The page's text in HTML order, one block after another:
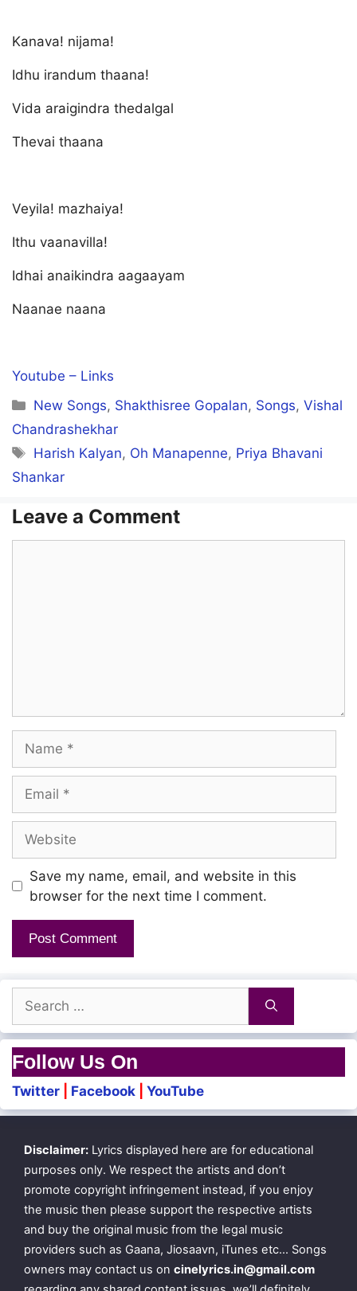
Kanava! nijama!
Idhu irandum thaana!
Vida araigindra thedalgal
Thevai thaana
Veyila! mazhaiya!
Ithu vaanavilla!
Idhai anaikindra aagaayam
Naanae naana
Youtube – Links
Categories
New Songs, Shakthisree Gopalan, Songs,Vishal
Chandrashekhar
Tags
Harish Kalyan, Oh Manapenne, Priya Bhavani
Shankar
Leave a Comment
Save my name, email, and website in this
browser for the next time I comment.
for:
Follow Us On
Twitter Facebook YouTube
Disclaimer: Lyrics displayed here are for educational
purposes only. We respect the artists and don’t
promote copyright infringement instead, if you enjoy
the music then please support the respective artists
and buy the original music from the legal music
providers such as Gaana, Jiosaavn, iTunes etc… Songs
owners may contact us on cinelyrics.in@gmail.com